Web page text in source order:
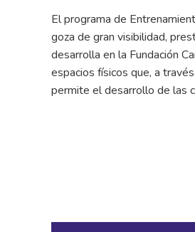
El programa de
goza de gran visibilidad,
desarrolla en la Fundación
espacios físicos que, a
permite el desarrollo de las